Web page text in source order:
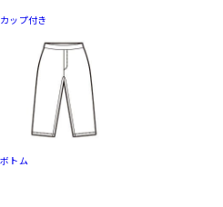
カップ付き
ボトム